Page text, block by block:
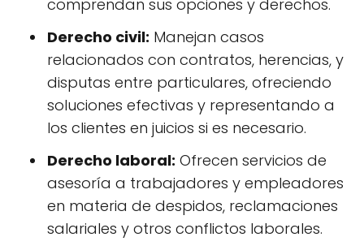
comprendan sus opciones y derechos.
Derecho civil: Manejan casos
relacionados con contratos, herencias, y
disputas entre particulares, ofreciendo
soluciones efectivas y representando a
los clientes en juicios si es necesario.
Derecho laboral: Ofrecen servicios de
asesoría a trabajadores y empleadores
en materia de despidos, reclamaciones
salariales y otros conflictos laborales.